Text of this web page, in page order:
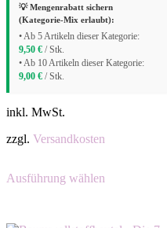
💡 Mengenrabatt sichern
(Kategorie-Mix erlaubt):
• Ab 5 Artikeln dieser Kategorie:
9,50 € / Stk.
• Ab 10 Artikeln dieser Kategorie:
9,00 € / Stk.
inkl. MwSt.
zzgl. Versandkosten
Ausführung wählenProdukt